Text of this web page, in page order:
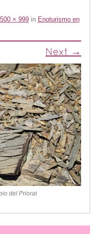
× 999in Enoturismo en
Next →
del Priorat